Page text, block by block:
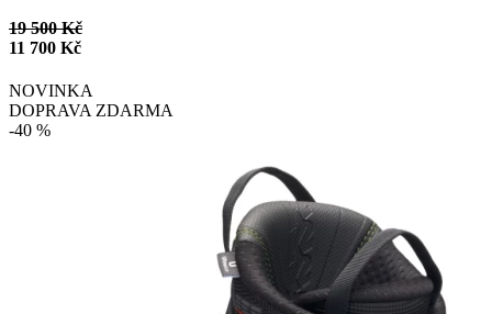
19 500 Kč
11 700 Kč
NOVINKA
DOPRAVA ZDARMA
-40 %